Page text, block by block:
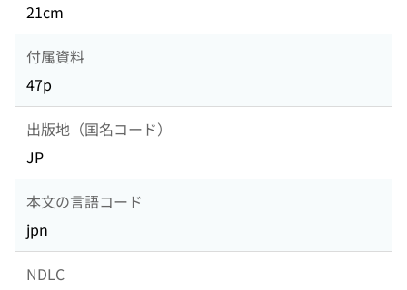
21cm
付属資料
47p
出版地（国名コード）
JP
本文の言語コード
jpn
NDLC